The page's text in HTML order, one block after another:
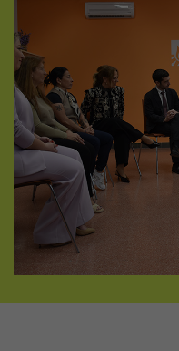
gitanas
30 de Abril
FSG
Acción Institucional